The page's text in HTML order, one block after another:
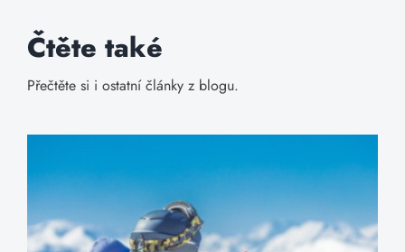
Čtěte také
Přečtěte si i ostatní články z blogu.